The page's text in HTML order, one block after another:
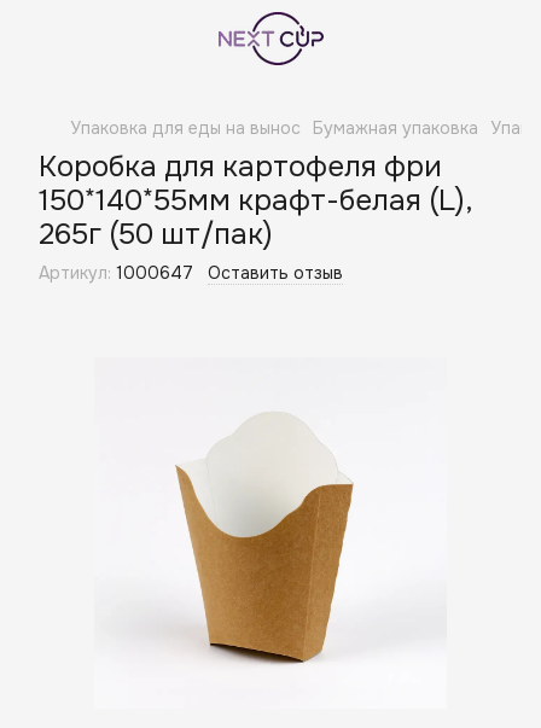
Упаковка для еды на вынос Бумажная упаковка
Коробка для картофеля фри
150*140*55мм крафт-белая (L),
265г (50 шт/пак)
Артикул: 1000647 Оставить отзыв